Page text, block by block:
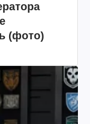
(фото)